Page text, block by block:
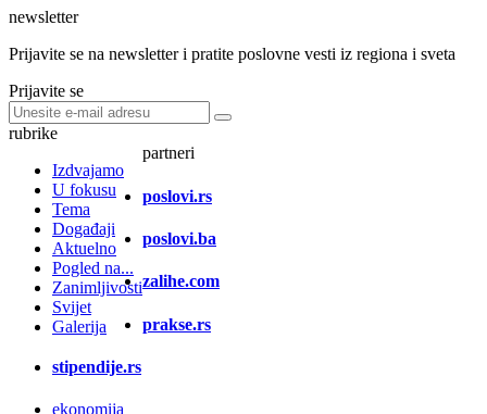
newsletter
Prijavite se na newsletter i pratite poslovne vesti iz regiona i sveta
Prijavite se
rubrike
Izdvajamo
U fokusu
Tema
Događaji
Aktuelno
Pogled na...
Zanimljivosti
Svijet
Galerija
partneri
poslovi.rs
poslovi.ba
zalihe.com
prakse.rs
stipendije.rs
ekonomija